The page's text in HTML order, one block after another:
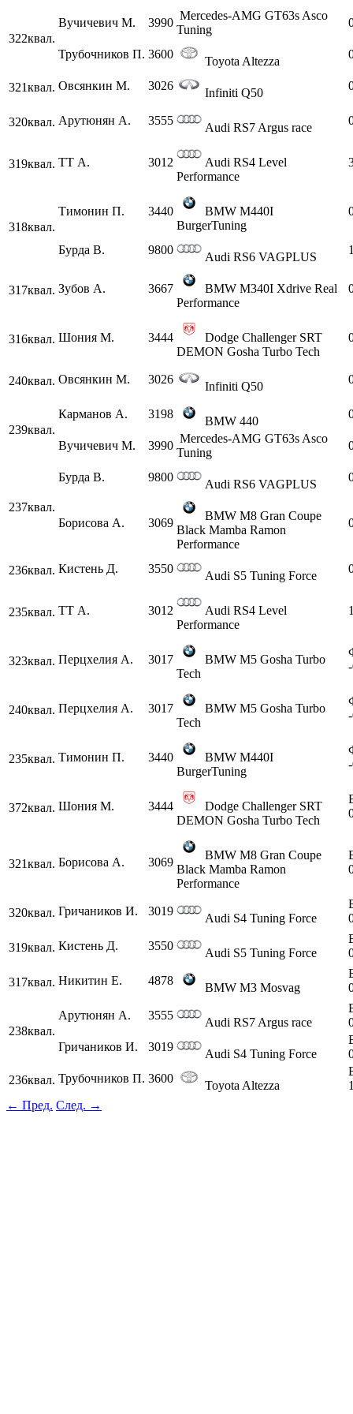
322квал.
Вучичевич М. 3990
Mercedes-AMG GT63s Asco
Tuning
Трубочников П. 3600
Toyota Altezza
321квал. Овсянкин М. 3026
Infiniti Q50
320квал. Арутюнян А. 3555
Audi RS7 Argus race
319квал. ТТ А. 3012
Audi RS4 Level
Performance
318квал.
Тимонин П. 3440
BMW M440I
BurgerTuning
Бурда В. 9800
Audi RS6 VAGPLUS
317квал. Зубов А. 3667
BMW M340I Xdrive Real
Performance
316квал. Шония М. 3444
Dodge Challenger SRT
DEMON Gosha Turbo Tech
240квал. Овсянкин М. 3026
Infiniti Q50
239квал.
Карманов А. 3198
BMW 440
Вучичевич М. 3990
Mercedes-AMG GT63s Asco
Tuning
237квал.
Бурда В. 9800
Audi RS6 VAGPLUS
Борисова А. 3069
BMW M8 Gran Coupe
Black Mamba Ramon
Performance
236квал. Кистень Д. 3550
Audi S5 Tuning Force
235квал. ТТ А. 3012
Audi RS4 Level
Performance
323квал. Перцхелия А. 3017
BMW M5 Gosha Turbo
Tech
240квал. Перцхелия А. 3017
BMW M5 Gosha Turbo
Tech
235квал. Тимонин П. 3440
BMW M440I
BurgerTuning
372квал. Шония М. 3444
Dodge Challenger SRT
DEMON Gosha Turbo Tech
321квал. Борисова А. 3069
BMW M8 Gran Coupe
Black Mamba Ramon
Performance
320квал. Гричаников И. 3019
Audi S4 Tuning Force
319квал. Кистень Д. 3550
Audi S5 Tuning Force
317квал. Никитин Е. 4878
BMW M3 Mosvag
238квал.
Арутюнян А. 3555
Audi RS7 Argus race
Гричаников И.
3019
Audi S4 Tuning Force
236квал. Трубочников П. 3600
Toyota Altezza
← Пред. След. →